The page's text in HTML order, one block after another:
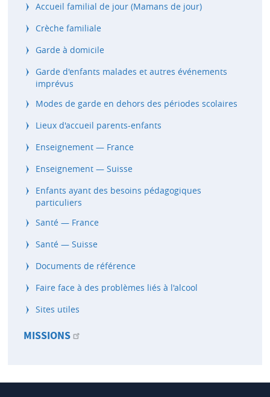
Accueil familial de jour (Mamans de jour)
Crèche familiale
Garde à domicile
Garde d'enfants malades et autres événements
imprévus
Modes de garde en dehors des périodes scolaires
Lieux d'accueil parents-enfants
Enseignement — France
Enseignement — Suisse
Enfants ayant des besoins pédagogiques
particuliers
Santé — France
Santé — Suisse
Documents de référence
Faire face à des problèmes liés à l'alcool
Sites utiles
MISSIONS